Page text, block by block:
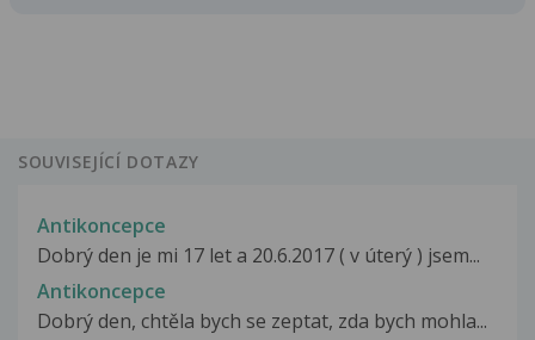
SOUVISEJÍCÍ DOTAZY
Antikoncepce
Dobrý den je mi 17 let a 20.6.2017 ( v úterý ) jsem...
Antikoncepce
Dobrý den, chtěla bych se zeptat, zda bych mohla...